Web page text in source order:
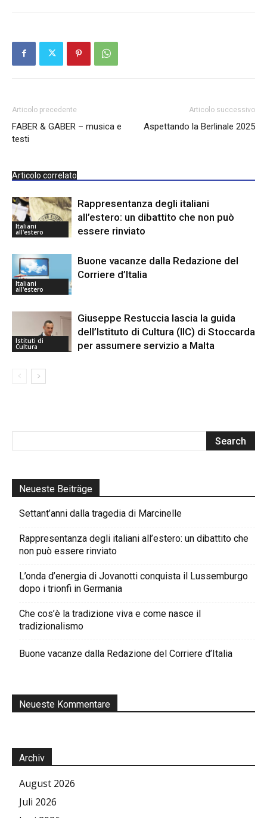
Articolo precedente
FABER & GABER – musica e
testi
Articolo successivo
Aspettando la Berlinale 2025
Articolo correlato
Italiani
all'estero
Rappresentanza degli italiani
all’estero: un dibattito che non può
essere rinviato
Italiani
all'estero
Buone vacanze dalla Redazione del
Corriere d’Italia
Istituti di
Cultura
Giuseppe Restuccia lascia la guida
dell’Istituto di Cultura (IIC) di Stoccarda
per assumere servizio a Malta
Neueste Beiträge
Settant’anni dalla tragedia di Marcinelle
Rappresentanza degli italiani all’estero: un dibattito che
non può essere rinviato
L’onda d’energia di Jovanotti conquista il Lussemburgo
dopo i trionfi in Germania
Che cos’è la tradizione viva e come nasce il
tradizionalismo
Buone vacanze dalla Redazione del Corriere d’Italia
Neueste Kommentare
Archiv
August 2026
Juli 2026